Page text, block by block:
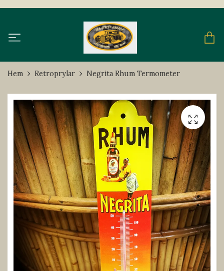
Hem Retroprylar Negrita Rhum Termometer